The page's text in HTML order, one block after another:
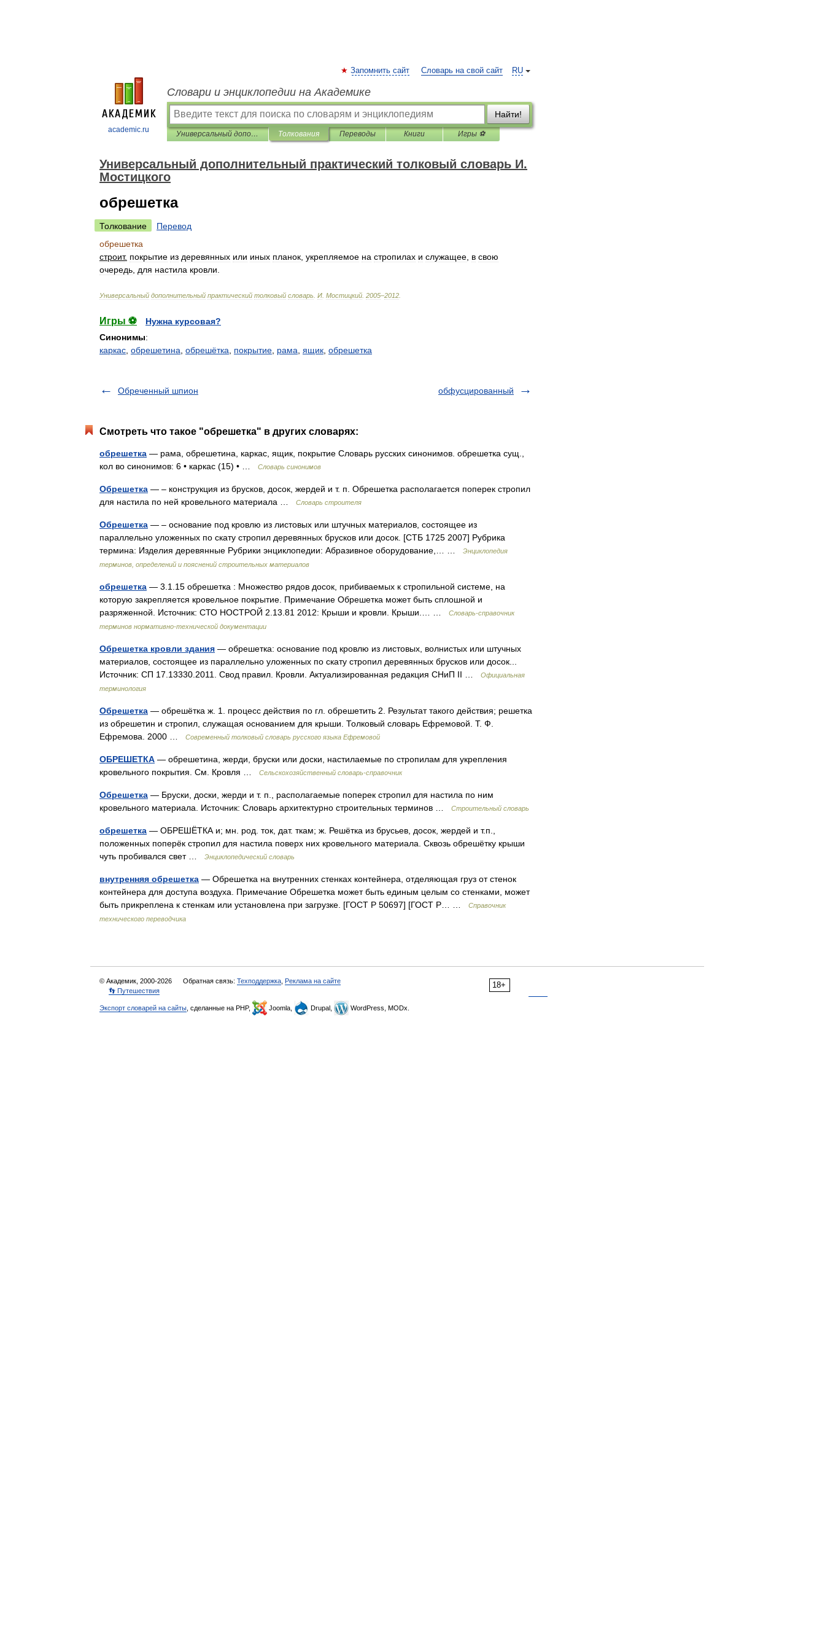
academic.ru
RU
Запомнить сайт Словарь на свой сайт
Словари и энциклопедии на Академике
Найти!
Универсальный дополнительный практический толковый словарь И. Мостицкого Толкования Переводы Книги Игры ⚽
Универсальный дополнительный практический толковый словарь И.
Мостицкого
обрешетка
Толкование
Перевод
обрешетка
строит. покрытие из деревянных или иных планок укрепляемое на стропилах и служащее в свою
очередь для настила кровли
Универсальный дополнительный практический толковый словарь И Мостицкий 2005–2012
Игры ⚽
Нужна курсовая?
Синонимы:
каркас обрешетина обрешётка покрытие рама ящик обрешетка
Обреченный шпион обфусцированный
Смотреть что такое "обрешетка" в других словарях:
обрешетка — рама, обрешетина, каркас, ящик, покрытие Словарь русских синонимов. обрешетка сущ.,
кол во синонимов: 6 • каркас (15) • …
Словарь синонимов
Обрешетка — – конструкция из брусков, досок, жердей и т. п. Обрешетка располагается поперек стропил
для настила по ней кровельного материала …
Словарь строителя
Обрешетка — – основание под кровлю из листовых или штучных материалов, состоящее из
параллельно уложенных по скату стропил деревянных брусков или досок. [СТБ 1725 2007] Рубрика
термина: Изделия деревянные Рубрики энциклопедии: Абразивное оборудование,… …
Энциклопедия
терминов, определений и пояснений строительных материалов
обрешетка — 3.1.15 обрешетка : Множество рядов досок, прибиваемых к стропильной системе, на
которую закрепляется кровельное покрытие. Примечание Обрешетка может быть сплошной и
разряженной. Источник: СТО НОСТРОЙ 2.13.81 2012: Крыши и кровли. Крыши.… …
Словарь-справочник
терминов нормативно-технической документации
Обрешетка кровли здания — обрешетка: основание под кровлю из листовых, волнистых или штучных
материалов, состоящее из параллельно уложенных по скату стропил деревянных брусков или досок...
Источник: СП 17.13330.2011. Свод правил. Кровли. Актуализированная редакция СНиП II …
Официальная
терминология
Обрешетка — обрешётка ж. 1. процесс действия по гл. обрешетить 2. Результат такого действия; решетка
из обрешетин и стропил, служащая основанием для крыши. Толковый словарь Ефремовой. Т. Ф.
Ефремова. 2000 …
Современный толковый словарь русского языка Ефремовой
ОБРЕШЕТКА — обрешетина, жерди, бруски или доски, настилаемые по стропилам для укрепления
кровельного покрытия. См. Кровля …
Сельскохозяйственный словарь-справочник
Обрешетка — Бруски, доски, жерди и т. п., располагаемые поперек стропил для настила по ним
кровельного материала. Источник: Словарь архитектурно строительных терминов …
Строительный словарь
обрешетка — ОБРЕШЁТКА и; мн. род. ток, дат. ткам; ж. Решётка из брусьев, досок, жердей и т.п.,
положенных поперёк стропил для настила поверх них кровельного материала. Сквозь обрешётку крыши
чуть пробивался свет …
Энциклопедический словарь
внутренняя обрешетка — Обрешетка на внутренних стенках контейнера, отделяющая груз от стенок
контейнера для доступа воздуха. Примечание Обрешетка может быть единым целым со стенками, может
быть прикреплена к стенкам или установлена при загрузке. [ГОСТ Р 50697] [ГОСТ Р… …
Справочник
технического переводчика
18+
© Академик, 2000-2026 Обратная связь: Техподдержка Реклама на сайте
👣 Путешествия
Экспорт словарей на сайты , сделанные на PHP, Joomla, Drupal, WordPress, MODx.